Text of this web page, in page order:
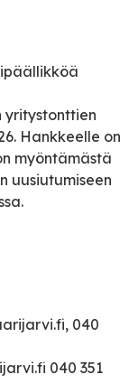
yritystonttien
Hankkeelle on
myöntämästä
uusiutumiseen
040
040 351